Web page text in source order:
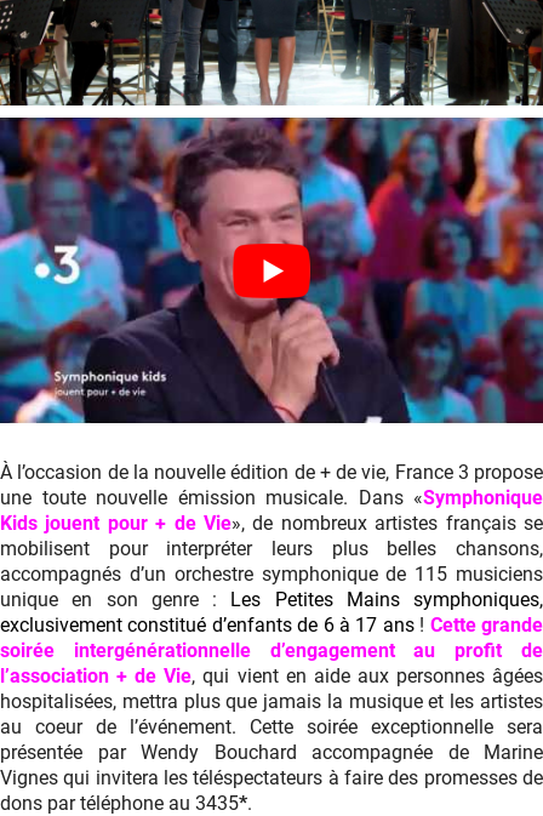
À l’occasion de la nouvelle édition de + de vie, France 3 propose
une toute nouvelle émission musicale. Dans «Symphonique
Kids jouent pour + de Vie», de nombreux artistes français se
mobilisent pour interpréter leurs plus belles chansons,
accompagnés d’un orchestre symphonique de 115 musiciens
unique en son genre : Les Petites Mains symphoniques,
exclusivement constitué d’enfants de 6 à 17 ans! Cette grande
soirée intergénérationnelle d’engagement au profit de
l’association + de Vie, qui vient en aide aux personnes âgées
hospitalisées, mettra plus que jamais la musique et les artistes
au coeur de l’événement. Cette soirée exceptionnelle sera
présentée par Wendy Bouchard accompagnée de Marine
Vignes qui invitera les téléspectateurs à faire des promesses de
dons par téléphone au 3435*.